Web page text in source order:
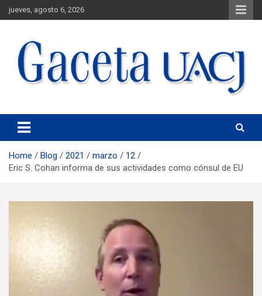
jueves, agosto 6, 2026
Gaceta UACJ
Home Blog 2021 marzo
12
Eric S. Cohan informa de sus actividades como cónsul de EU